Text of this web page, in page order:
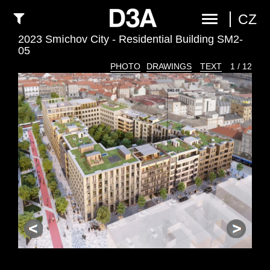
CZ
2023 Smíchov City - Residential Building SM2-
05
PHOTO DRAWINGS TEXT 1 / 12